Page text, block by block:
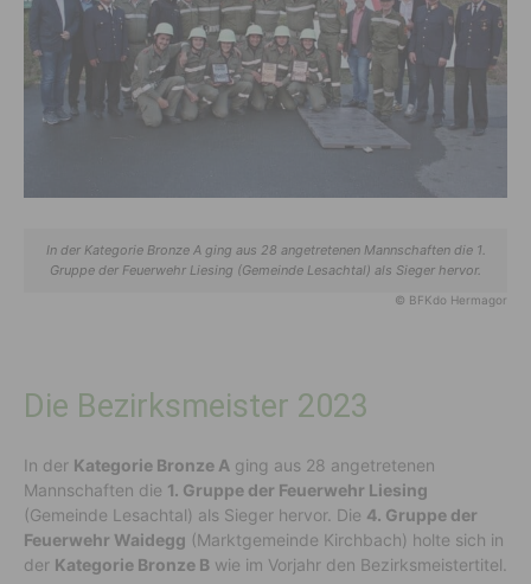
In der Kategorie Bronze A ging aus 28 angetretenen Mannschaften die 1.
Gruppe der Feuerwehr Liesing (Gemeinde Lesachtal) als Sieger hervor.
© BFKdo Hermagor
Die Bezirksmeister 2023
In der Kategorie Bronze A ging aus 28 angetretenen
Mannschaften die 1. Gruppe der Feuerwehr Liesing
(Gemeinde Lesachtal) als Sieger hervor. Die 4. Gruppe der
Feuerwehr Waidegg (Marktgemeinde Kirchbach) holte sich in
der Kategorie Bronze B wie im Vorjahr den Bezirksmeistertitel.